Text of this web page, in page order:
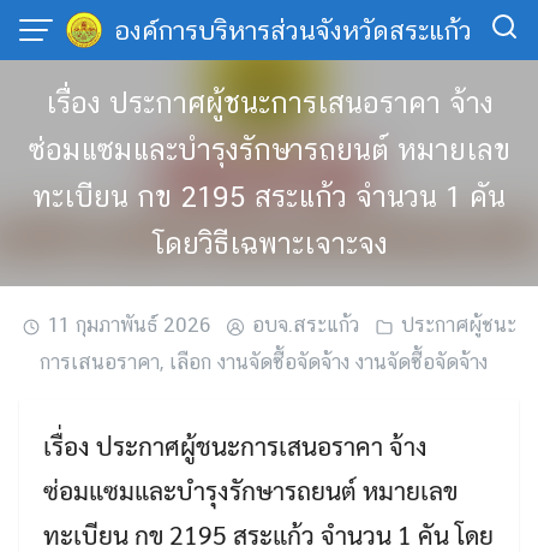
Skip
องค์การบริหารส่วนจังหวัดสระแก้ว
เรื่อง ประกาศผู้ชนะการเสนอราคา จ้าง
ซ่อมแซมและบำรุงรักษารถยนต์ หมายเลข
ทะเบียน กข 2195 สระแก้ว จำนวน 1 คัน
โดยวิธีเฉพาะเจาะจง
11 กุมภาพันธ์ 2026 อบจ.สระแก้ว
ประกาศผู้ชนะ
การเสนอราคา, เลือก งานจัดซื้อจัดจ้าง งานจัดซื้อจัดจ้าง
เรื่อง ประกาศผู้ชนะการเสนอราคา จ้าง
ซ่อมแซมและบำรุงรักษารถยนต์ หมายเลข
ทะเบียน กข 2195 สระแก้ว จำนวน 1 คัน โดย